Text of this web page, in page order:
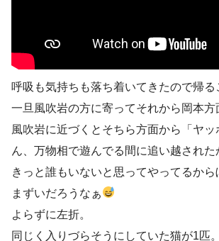
呼吸も気持ちも落ち着いてきたので帰る
一旦風吹岩の方に寄ってそれから岡本方
風吹岩に近づくとそちら方面から「ヤッ
ん、万物相で遊んでる間に追い越された
きっと誰もいないと思ってやってるか
まずいだろうなぁ
よらずに左折。
同じく入りづらそうにしていた猫が1匹。